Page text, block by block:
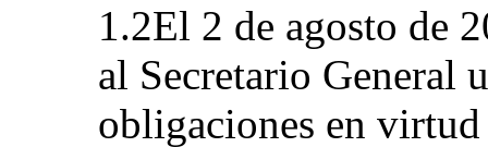
1.2El 2 de agosto de
al Secretario General
obligaciones en